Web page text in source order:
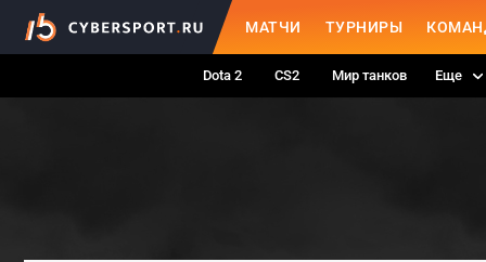
МАТЧИ ТУРНИРЫ
Dota 2 CS2 Мир танков Еще